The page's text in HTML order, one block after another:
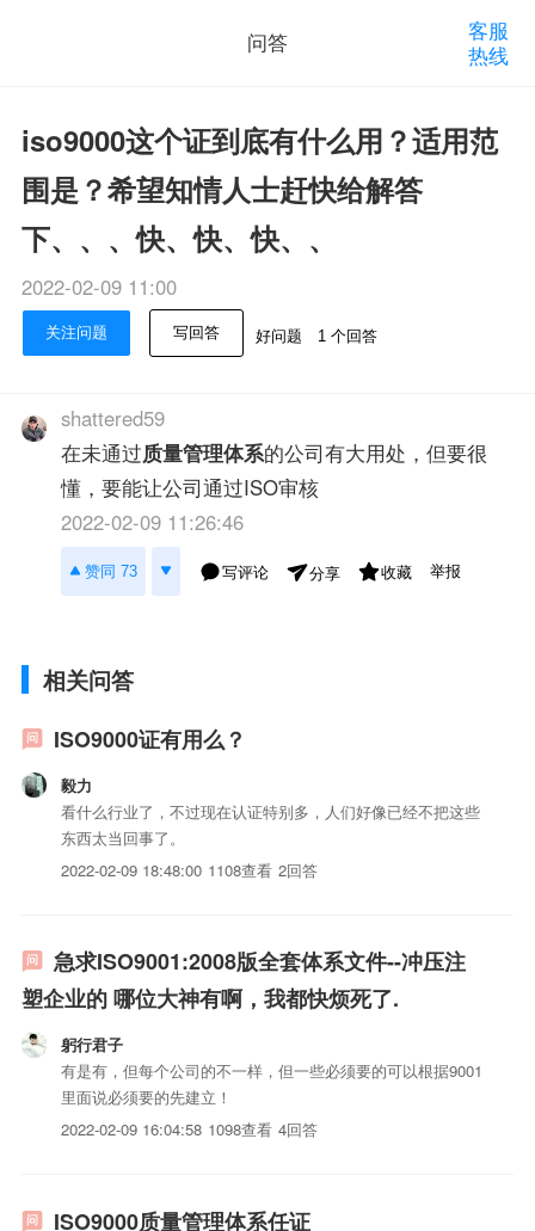
问答
客服
热线
iso9000这个证到底有什么用？适用范
围是？希望知情人士赶快给解答
下、、、快、快、快、、
2022-02-09 11:00
关注问题 写回答 好问题 1 个回答
shattered59
在未通过质量管理体系的公司有大用处，但要很
懂，要能让公司通过ISO审核
2022-02-09 11:26:46
赞同 73 写评论 分享 收藏 举报
相关问答
ISO9000证有用么？
毅力
看什么行业了，不过现在认证特别多，人们好像已经不把这些
东西太当回事了。
2022-02-09 18:48:00 1108查看 2回答
急求ISO9001:2008版全套体系文件--冲压注
塑企业的 哪位大神有啊，我都快烦死了.
躬行君子
有是有，但每个公司的不一样，但一些必须要的可以根据9001
里面说必须要的先建立！
2022-02-09 16:04:58 1098查看 4回答
ISO9000质量管理体系任证